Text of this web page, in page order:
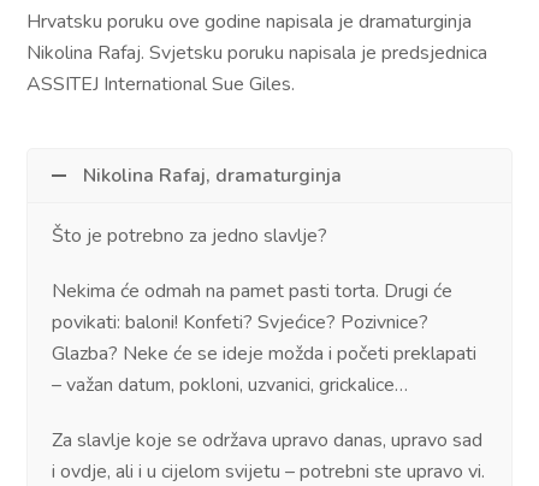
Hrvatsku poruku ove godine napisala je dramaturginja
Nikolina Rafaj. Svjetsku poruku napisala je predsjednica
ASSITEJ International Sue Giles.
Nikolina Rafaj, dramaturginja
Što je potrebno za jedno slavlje?
Nekima će odmah na pamet pasti torta. Drugi će
povikati: baloni! Konfeti? Svjećice? Pozivnice?
Glazba? Neke će se ideje možda i početi preklapati
– važan datum, pokloni, uzvanici, grickalice…
Za slavlje koje se održava upravo danas, upravo sad
i ovdje, ali i u cijelom svijetu – potrebni ste upravo vi.